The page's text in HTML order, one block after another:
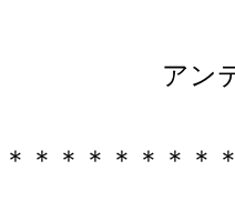
ィッ
＊＊＊＊＊＊＊